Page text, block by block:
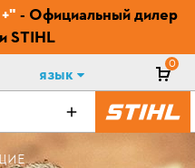
- Официальный дилер
STIHL
Язык
0